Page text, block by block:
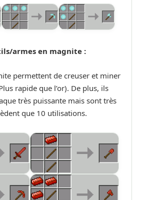
armes en magnite :
permettent de creuser et miner
rapide que l’or). De plus, ils
très puissante mais sont très
que 10 utilisations.